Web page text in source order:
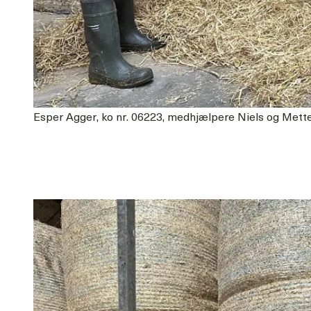
Esper Agger, ko nr. 06223, medhjælpere Niels og